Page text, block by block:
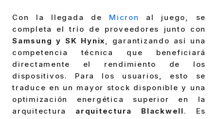
Con la llegada de Micron
al juego, se
completa el trío de proveedores junto con
Samsung y SK Hynix, garantizando así una
competencia técnica que beneficiará
directamente el rendimiento de los
dispositivos. Para los usuarios, esto se
traduce en un mayor stock disponible y una
optimización energética superior en la
arquitectura arquitectura Blackwell. Es